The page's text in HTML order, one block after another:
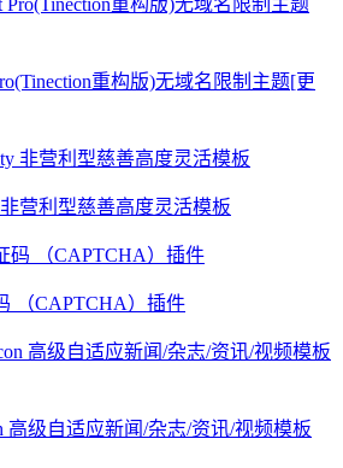
重构版)无域名限制主题[更
非营利型慈善高度灵活模板
（CAPTCHA）插件
高级自适应新闻/杂志/资讯/视频模板